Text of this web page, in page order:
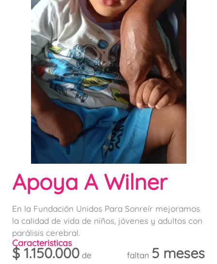
Apoya A Wilner
En la Fundación Unidos Para Sonreír mejoramos
la calidad de vida de niños, jóvenes y adultos con
parálisis cerebral.
Caracteristicas
$ 1.150.000 de
faltan 5 meses